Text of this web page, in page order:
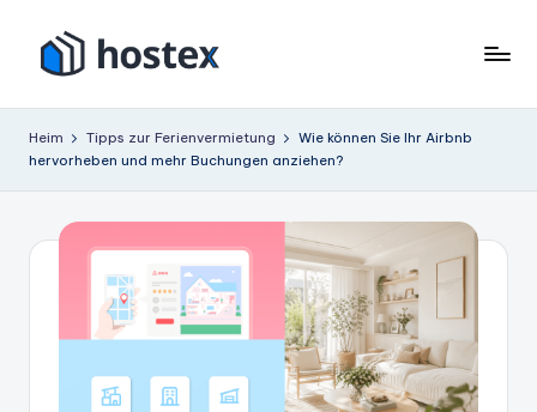
Inhalt
springen
o
s
Ihre
Autopilot
Heim Tipps zur Ferienvermietung
Wie können Sie Ihr Airbnb
hervorheben und mehr Buchungen anziehen?